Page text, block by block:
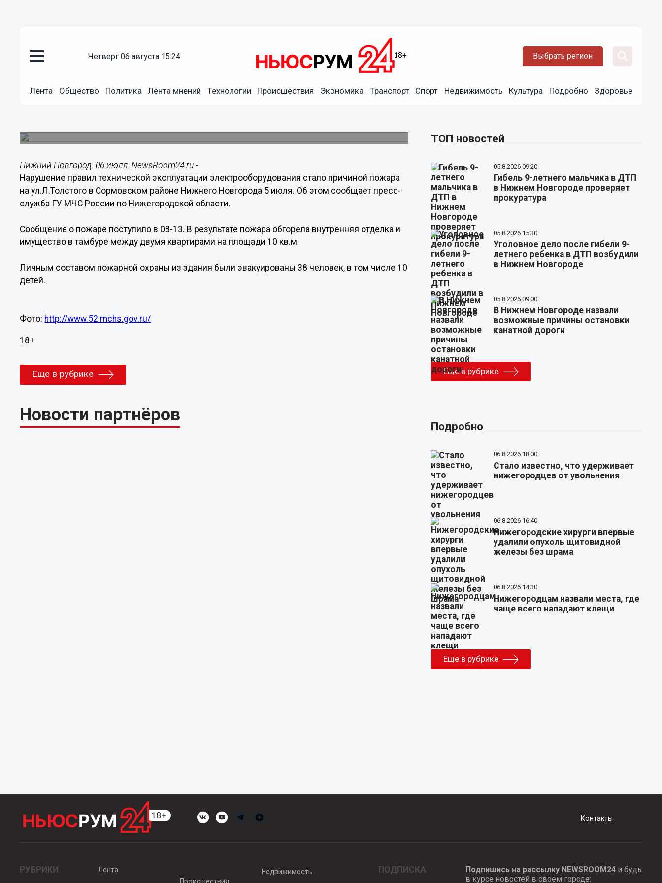
четверг 06 августа 15:24 Выбрать регион
Лента Общество Политика Лента мнений Технологии Происшествия Экономика Транспорт Спорт Недвижимость Культура Подробно Здоровье
Около сорока человек были эвакуированы во время
Нижний Новгород. 06 июля. NewsRoom24.ru -
Нарушение правил технической эксплуатации электрооборудования стало причиной пожара
на ул.Л.Толстого в Сормовском районе Нижнего Новгорода 5 июля. Об этом сообщает пресс-
служба ГУ МЧС России по Нижегородской области.
Сообщение о пожаре поступило в 08-13. В результате пожара обгорела внутренняя отделка и
имущество в тамбуре между двумя квартирами на площади 10 кв.м.
Личным составом пожарной охраны из здания были эвакуированы 38 человек, в том числе 10
детей.
Фото: http://www.52.mchs.gov.ru/
18+
Еще в рубрике
Новости партнёров
ТОП новостей
05.8.2026 09:20
Гибель 9-летнего мальчика в ДТП
в Нижнем Новгороде проверяет
прокуратура
05.8.2026 15:30
Уголовное дело после гибели 9-
летнего ребенка в ДТП возбудили
в Нижнем Новгороде
05.8.2026 09:00
В Нижнем Новгороде назвали
возможные причины остановки
канатной дороги
Еще в рубрике
Подробно
06.8.2026 18:00
Стало известно, что удерживает
нижегородцев от увольнения
06.8.2026 16:40
Нижегородские хирурги впервые
удалили опухоль щитовидной
железы без шрама
06.8.2026 14:30
Нижегородцам назвали места, где
чаще всего нападают клещи
Еще в рубрике
Контакты
РУБРИКИ
Лента
Происшествия
Недвижимость ПОДПИСКА Подпишись на рассылку NEWSROOM24и будь
в курсе новостей в своём городе: